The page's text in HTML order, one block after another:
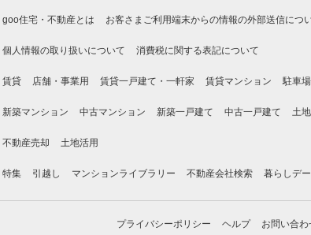
goo住宅・不動産とは お客さまご利用端末からの情報の外部送信につ
個人情報の取り扱いについて 消費税に関する表記について
賃貸 店舗・事業用 賃貸一戸建て・一軒家 賃貸マンション 駐車場
新築マンション 中古マンション 新築一戸建て 中古一戸建て 土地
不動産売却 土地活用
特集 引越し マンションライブラリー 不動産会社検索 暮らしデ
プライバシーポリシー ヘルプ お問い合わ